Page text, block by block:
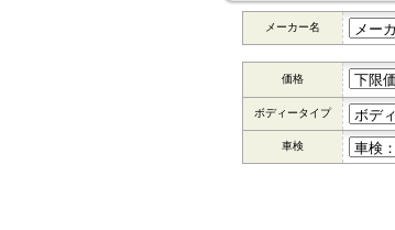
メーカー名
価格
ボディータイプ
車検